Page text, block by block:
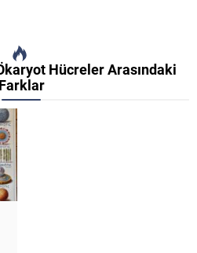
Hücreler Arasındaki
Farklar